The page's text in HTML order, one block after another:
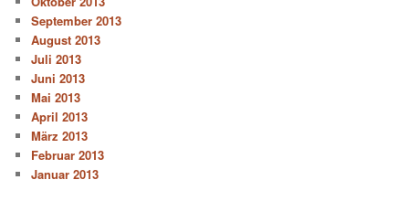
September 2013
August 2013
Juli 2013
Juni 2013
Mai 2013
April 2013
März 2013
Februar 2013
Januar 2013